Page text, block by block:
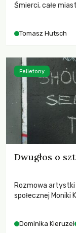
Śmierci, całe
największych
Tomasz Hutsch
Dwugłos o
Rozmowa artystki
społecznej Moniki
Dominika Kieruzel
Felietony